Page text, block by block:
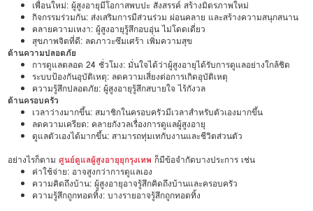
เพื่อนใหม่: ผู้สูงอายุมีโอกาสพบปะ สังสรรค์ สร้างมิตรภาพใหม่
กิจกรรมร่วมกัน: ส่งเสริมการมีส่วนร่วม ผ่อนคลาย และสร้างความสนุกสนาน
คลายความเหงา: ผู้สูงอายุรู้สึกอบอุ่น ไม่โดดเดี่ยว
สุขภาพจิตที่ดี: ลดภาวะซึมเศร้า เพิ่มความสุข
ด้านความปลอดภัย
การดูแลตลอด 24 ชั่วโมง: มั่นใจได้ว่าผู้สูงอายุได้รับการดูแลอย่างใกล้ชิด
ระบบป้องกันอุบัติเหตุ: ลดความเสี่ยงต่อการเกิดอุบัติเหตุ
ความรู้สึกปลอดภัย: ผู้สูงอายุรู้สึกสบายใจ ไร้กังวล
ด้านครอบครัว
เวลาว่างมากขึ้น: สมาชิกในครอบครัวมีเวลาสำหรับตัวเองมากขึ้น
ลดความเครียด: คลายกังวลเรื่องการดูแลผู้สูงอายุ
ดูแลตัวเองได้มากขึ้น: สามารถทุ่มเทกับงานและชีวิตส่วนตัว
อย่างไรก็ตามศูนย์ดูแลผู้สูงอายุยุกรุงเทพ ก็มีข้อจำกัดบางประการ เช่น
ค่าใช้จ่าย: อาจสูงกว่าการดูแลเอง
ความคิดถึงบ้าน: ผู้สูงอายุอาจรู้สึกคิดถึงบ้านและครอบครัว
ความรู้สึกถูกทอดทิ้ง: บางรายอาจรู้สึกถูกทอดทิ้ง